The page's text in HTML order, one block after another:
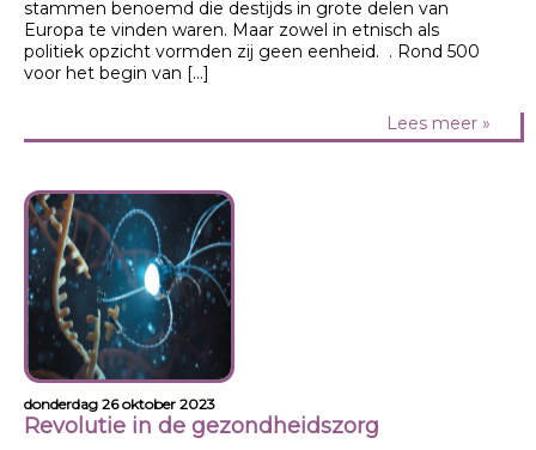
stammen benoemd die destijds in grote delen van
Europa te vinden waren. Maar zowel in etnisch als
politiek opzicht vormden zij geen eenheid. . Rond 500
voor het begin van […]
Lees meer »
donderdag 26 oktober 2023
Revolutie in de gezondheidszorg